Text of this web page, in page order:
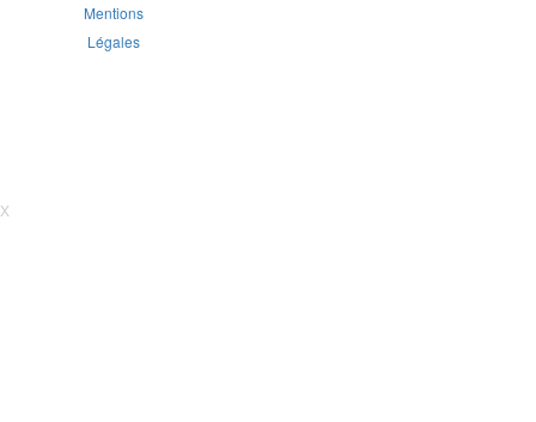
Mentions
Légales
X